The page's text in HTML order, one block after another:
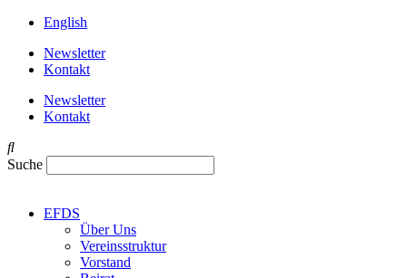
English
Newsletter
Kontakt
Newsletter
Kontakt
Suche
EFDS
Über Uns
Vereinsstruktur
Vorstand